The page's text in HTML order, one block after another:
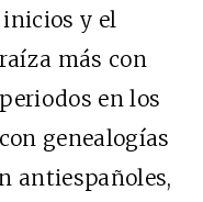
y el
más con
en los
genealogías
antiespañoles,